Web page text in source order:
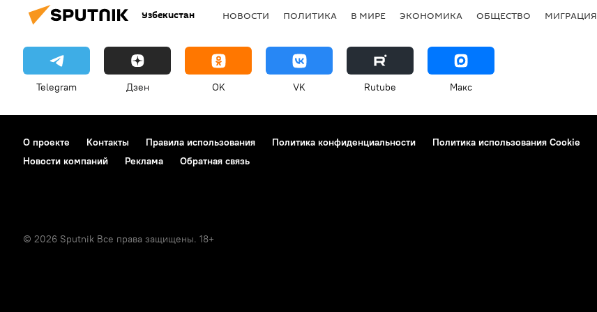
Узбекистан НОВОСТИ ПОЛИТИКА В МИРЕ ЭКОНОМИКА ОБЩЕСТВО МИГРАЦИЯ
Telegram Дзен OK VK Rutube Макс
О проекте Контакты Правила использования Политика конфиденциальности Политика использования Cookie
Новости компаний
Реклама Обратная связь
© 2026 Sputnik Все права защищены. 18+